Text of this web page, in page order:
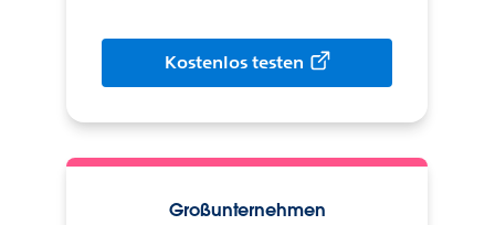
Kostenlos testen
Großunternehmen